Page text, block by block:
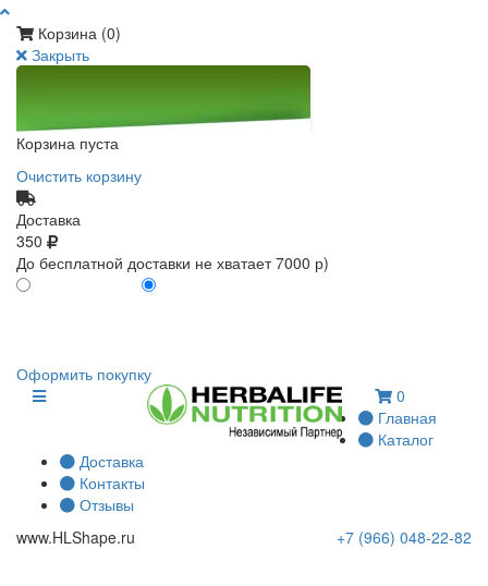
Корзина (0)
Закрыть
Корзина пуста
Очистить корзину
Доставка
350
До бесплатной доставки не хватает 7000 р)
Оформить покупку
0
Главная
Каталог
Доставка
Контакты
Отзывы
www.HLShape.ru +7 (966) 048-22-82